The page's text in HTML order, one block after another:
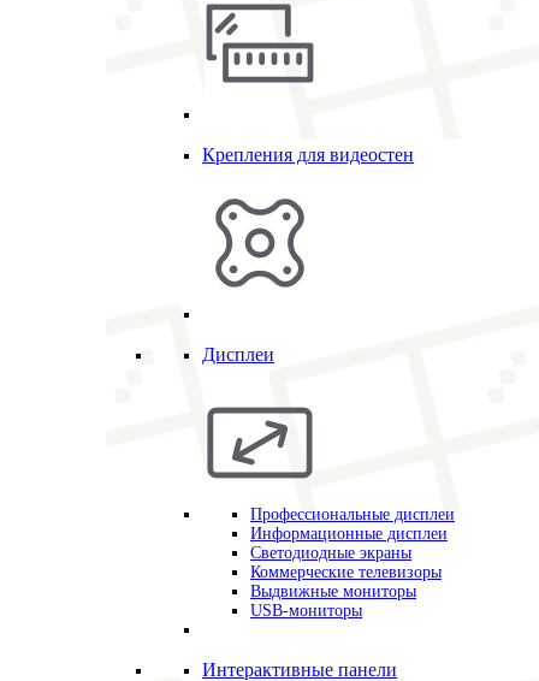
Крепления для видеостен
Дисплеи
Профессиональные дисплеи
Информационные дисплеи
Светодиодные экраны
Коммерческие телевизоры
Выдвижные мониторы
USB-мониторы
Интерактивные панели